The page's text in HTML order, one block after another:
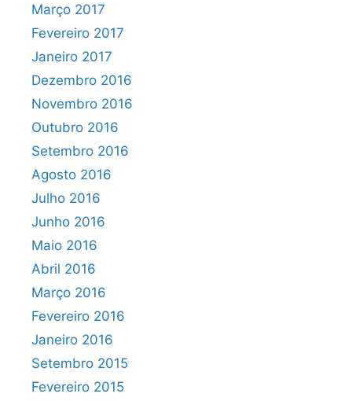
Março 2017
Fevereiro 2017
Janeiro 2017
Dezembro 2016
Novembro 2016
Outubro 2016
Setembro 2016
Agosto 2016
Julho 2016
Junho 2016
Maio 2016
Abril 2016
Março 2016
Fevereiro 2016
Janeiro 2016
Setembro 2015
Fevereiro 2015